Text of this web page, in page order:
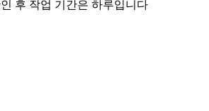
후 작업 기간은 하루입니다